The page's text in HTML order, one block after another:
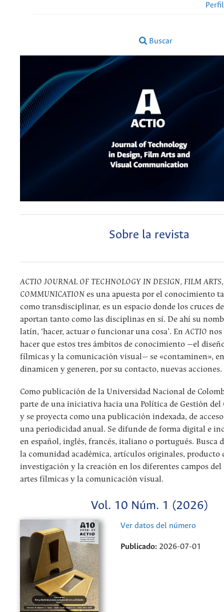
Buscar
Sobre la revista
ACTIO JOURNAL OF TECHNOLOGY IN DESIGN, FILM
COMMUNICATION es una apuesta por el conocimiento
como transdisciplinar, es un espacio donde los cruces
aportan tanto como las disciplinas en sí. De ahí su
latín, ‘hacer, actuar o funcionar una cosa’. EnACTIO nos
hacer que estos tres ámbitos de conocimiento —el
fílmicas y la comunicación visual— se «contaminen»,
dinamicen y generen, por su contacto, nuevas acciones.
Como publicación de la Universidad Nacional de
parte de una iniciativa hacia una Política de Gestión
y se proyecta como una publicación indexada, de
una periodicidad anual. Se difunde de forma digital e
en español, inglés, francés, italiano o portugués. Busca
la comunidad académica, artículos originales, producto
investigación y la creación en los diferentes campos del
artes fílmicas y la comunicación visual.
Vol. 10 Núm. 1 (2026)
Ver datos del número
Publicado: 2026-07-01